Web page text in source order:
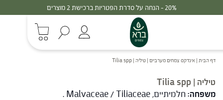
30% - הנחה על סדרת הפטריות ברכישת 3 מוצרים
דף הבית | אינדקס צמחים מערביים | טיליה | Tilia spp
טיליה | Tilia spp
משפחה: חלמיתיים, Malvaceae / Tiliaceae .